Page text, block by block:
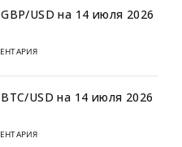
USD на 14 июля 2026
USD на 14 июля 2026